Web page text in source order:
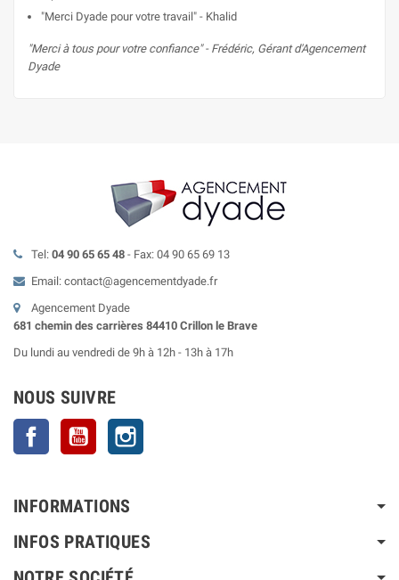
"Merci Dyade pour votre travail" - Khalid
"Merci à tous pour votre confiance" - Frédéric, Gérant d'Agencement
Dyade
Tel: 04 90 65 65 48 - Fax: 04 90 65 69 13
Email: contact@agencementdyade.fr
Agencement Dyade
681 chemin des carrières 84410 Crillon le Brave
Du lundi au vendredi de 9h à 12h - 13h à 17h
NOUS SUIVRE
Facebook YouTube
INFORMATIONS
INFOS PRATIQUES